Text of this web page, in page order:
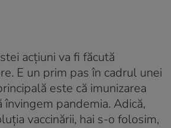
acțiuni va fi făcută
E un prim pas în cadrul unei
este că imunizarea
învingem pandemia. Adică,
vaccinării, hai s-o folosim,